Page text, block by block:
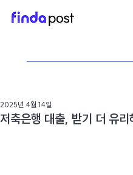
저축은행 대출, 받기 더 유리
2025년 4월 14일